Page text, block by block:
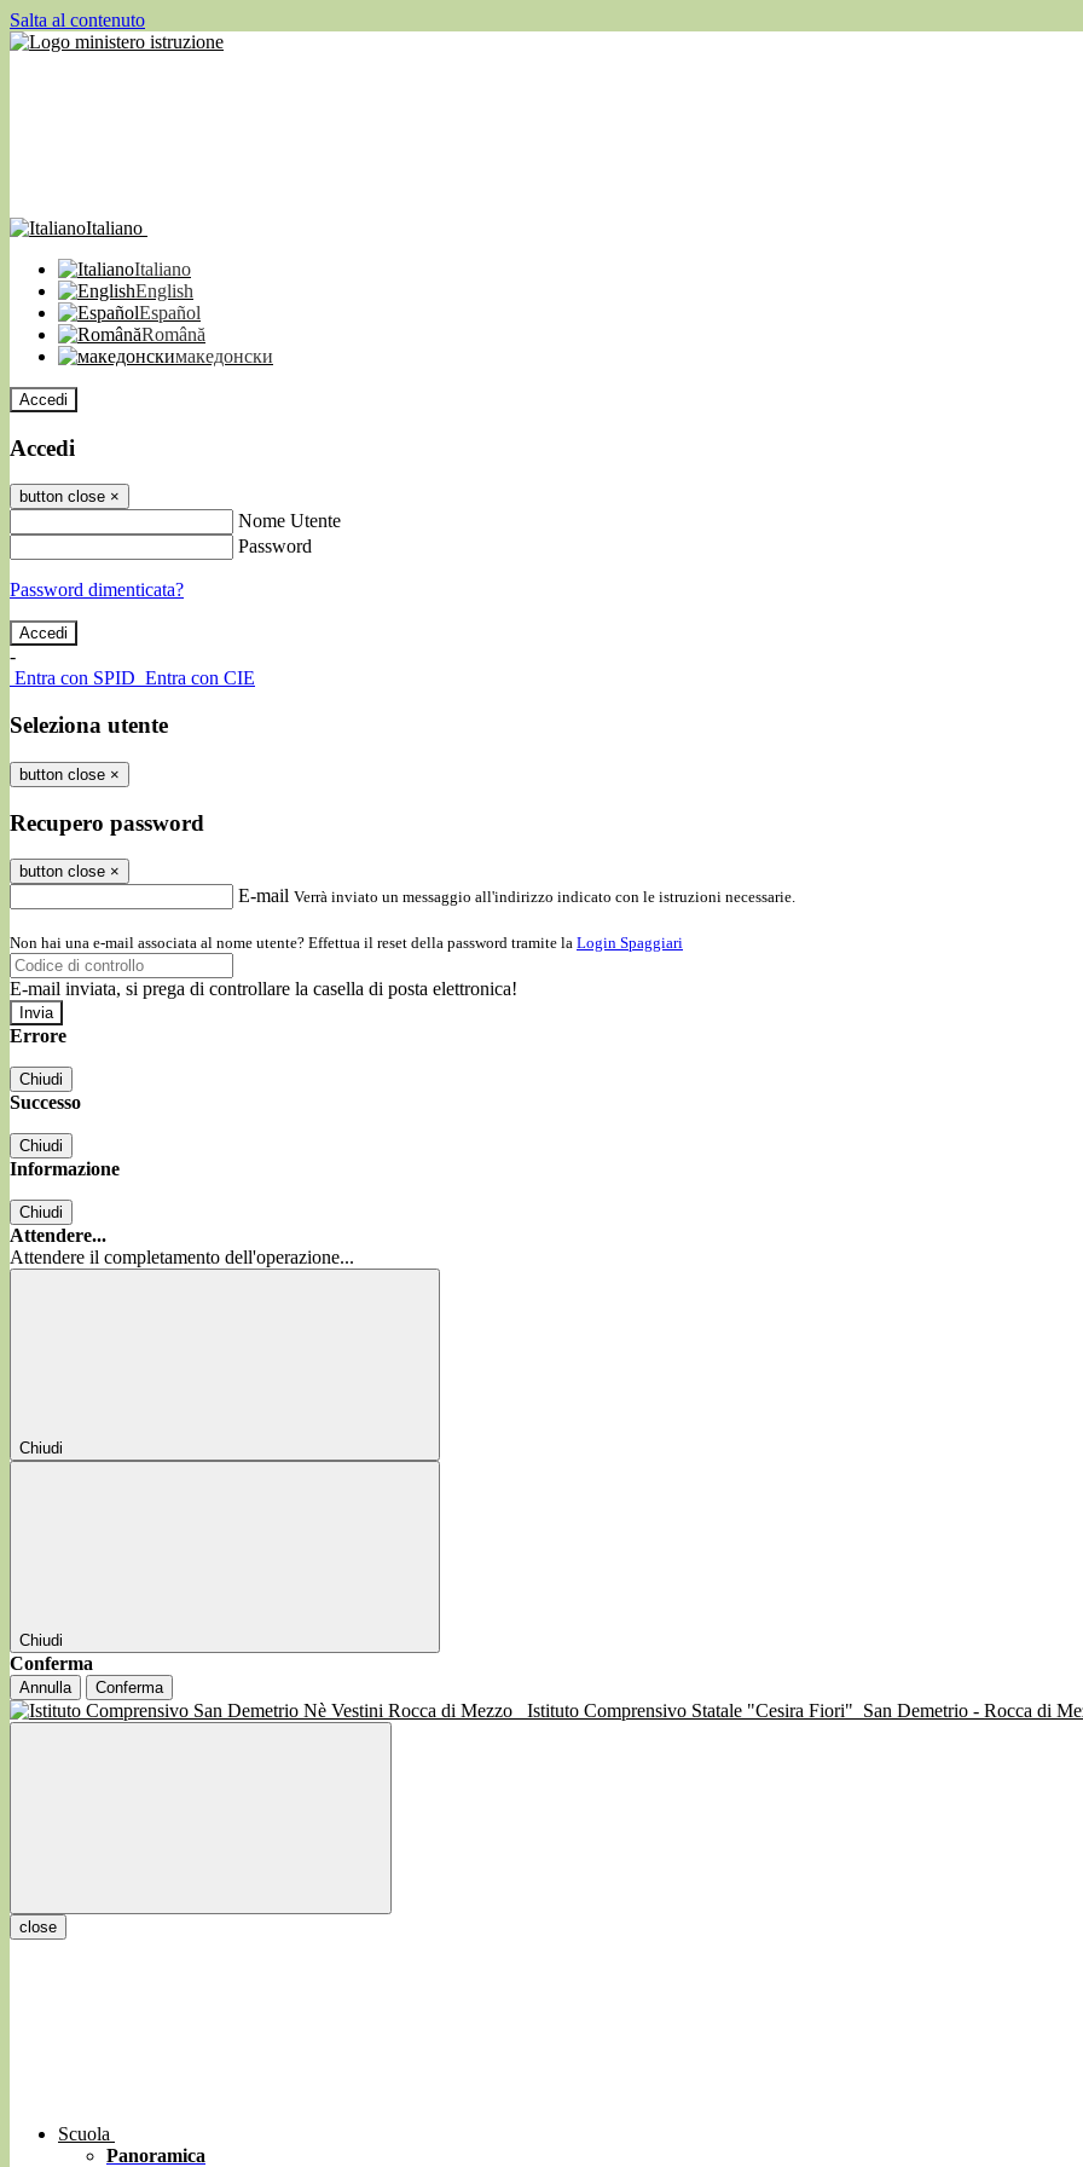
Salta al contenuto
Italiano
Italiano
English
Español
Română
македонски
Accedi
Accedi
button close ×
Nome Utente
Password
Password dimenticata?
-
Entra con SPID Entra con CIE
Seleziona utente
button close ×
Recupero password
button close ×
E-mail Verrà inviato un messaggio all'indirizzo indicato con le istruzioni necessarie.
Non hai una e-mail associata al nome utente? Effettua il reset della password tramite la Login Spaggiari
E-mail inviata, si prega di controllare la casella di posta elettronica!
Errore
Chiudi
Successo
Chiudi
Informazione
Chiudi
Attendere...
Attendere il completamento dell'operazione...
Chiudi
Chiudi
Conferma
Annulla Conferma
Istituto Comprensivo Statale "Cesira Fiori" San Demetrio - Rocca di
close
Scuola
Panoramica